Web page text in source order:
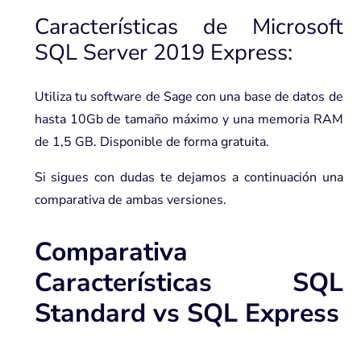
Características de Microsoft
SQL Server 2019 Express:
Utiliza tu software de Sage con una base de datos de
hasta 10Gb de tamaño máximo y una memoria RAM
de 1,5 GB. Disponible de forma gratuita.
Si sigues con dudas te dejamos a continuación una
comparativa de ambas versiones.
Comparativa
Características SQL
Standard vs SQL Express